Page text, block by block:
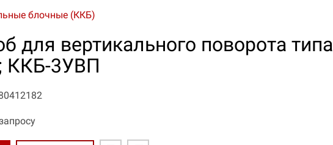
блочные (ККБ)
для вертикального поворота
ККБ-3УВП